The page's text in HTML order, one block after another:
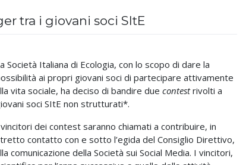
tra i giovani soci SItE
Società Italiana di Ecologia, con lo scopo di dare la
ai propri giovani soci di partecipare attivamente
vita sociale, ha deciso di bandire due contestrivolti a
soci SItE non strutturati*.
dei contest saranno chiamati a contribuire, in
contatto con e sotto l’egida del Consiglio Direttivo,
comunicazione della Società sui Social Media. I vincitori,